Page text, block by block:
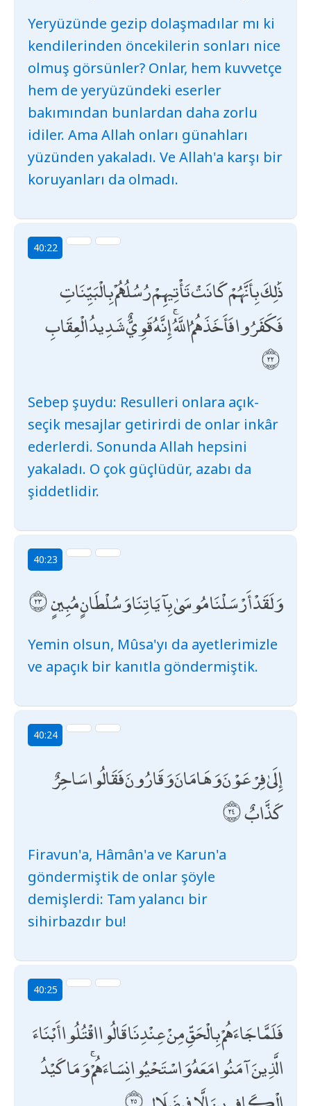
Yeryüzünde gezip dolaşmadılar mı ki
kendilerinden öncekilerin sonları nice
olmuş görsünler? Onlar, hem kuvvetçe
hem de yeryüzündeki eserler
bakımından bunlardan daha zorlu
idiler. Ama Allah onları günahları
yüzünden yakaladı. Ve Allah'a karşı bir
koruyanları da olmadı.
40:22
ذَٰلِكَ بِأَنَّهُمْ كَانَتْ تَأْتِيهِمْ رُسُلُهُمْ بِالْبَيِّنَاتِ
فَكَفَرُوا فَأَخَذَهُمُ اللَّهُ ۚ إِنَّهُ قَوِيٌّ شَدِيدُ الْعِقَابِ
Sebep şuydu: Resulleri onlara açık-
seçik mesajlar getirirdi de onlar inkâr
ederlerdi. Sonunda Allah hepsini
yakaladı. O çok güçlüdür, azabı da
şiddetlidir.
40:23
وَلَقَدْ أَرْسَلْنَا مُوسَىٰ بِآيَاتِنَا وَسُلْطَانٍ مُبِينٍ
Yemin olsun, Mûsa'yı da ayetlerimizle
ve apaçık bir kanıtla göndermiştik.
40:24
إِلَىٰ فِرْعَوْنَ وَهَامَانَ وَقَارُونَ فَقَالُوا سَاحِرٌ
كَذَّابٌ
Firavun'a, Hâmân'a ve Karun'a
göndermiştik de onlar şöyle
demişlerdi: Tam yalancı bir
sihirbazdır bu!
40:25
فَلَمَّا جَاءَهُمْ بِالْحَقِّ مِنْ عِنْدِنَا قَالُوا اقْتُلُوا أَبْنَاءَ
الَّذِينَ آمَنُوا مَعَهُ وَاسْتَحْيُوا نِسَاءَهُمْ ۚ وَمَا كَيْدُ